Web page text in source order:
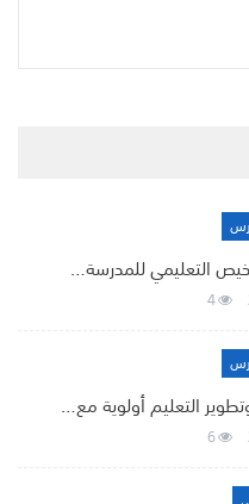
التعليمي للمدرسة…
4
التعليم أولوية مع…
6